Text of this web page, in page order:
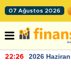
07 Ağustos 2026
22:26 2026 Haziran